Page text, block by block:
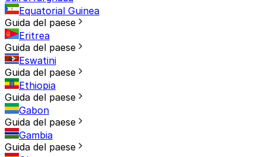
Equatorial Guinea
Guida del paese
Eritrea
Guida del paese
Eswatini
Guida del paese
Ethiopia
Guida del paese
Gabon
Guida del paese
Gambia
Guida del paese